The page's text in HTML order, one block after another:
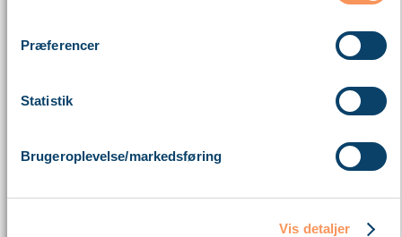
Læs mere om vores brug af cookies nedenfor – og om
Præferencer
Statistik
Brugeroplevelse/markedsføring
Vis detaljer